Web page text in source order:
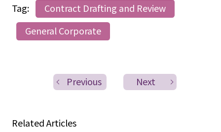
Tag:
Contract Drafting and Review
General Corporate
Previous Next
Related Articles